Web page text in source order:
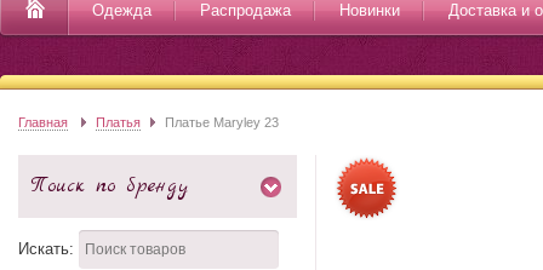
Одежда Распродажа Новинки Доставка и
Главная Платья Платье Maryley 23
Поиск по бренду
Искать: